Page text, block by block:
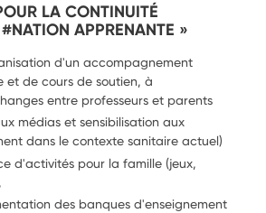
LA CONTINUITÉ
APPRENANTE »
d'un accompagnement
et de cours de soutien, à
entre professeurs et parents
médias et sensibilisation aux
dans le contexte sanitaire actuel)
d'activités pour la famille (jeux,
des banques d'enseignement